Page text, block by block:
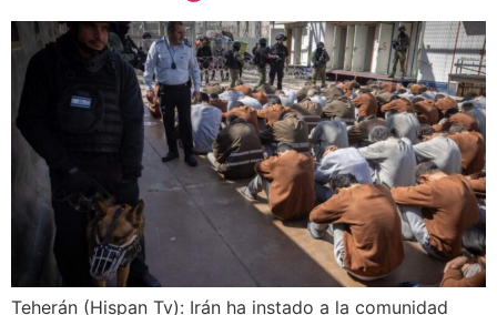
Teherán (Hispan Tv): Irán ha instado a la comunidad